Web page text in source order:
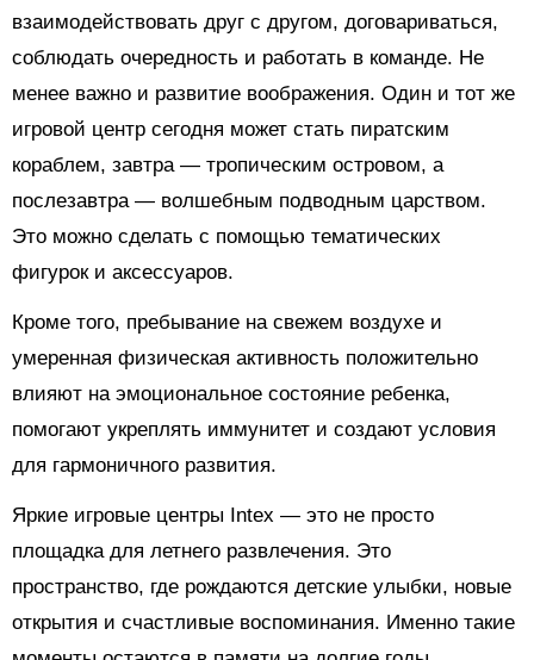
взаимодействовать друг с другом, договариваться,
соблюдать очередность и работать в команде. Не
менее важно и развитие воображения. Один и тот же
игровой центр сегодня может стать пиратским
кораблем, завтра — тропическим островом, а
послезавтра — волшебным подводным царством.
Это можно сделать с помощью тематических
фигурок и аксессуаров.
Кроме того, пребывание на свежем воздухе и
умеренная физическая активность положительно
влияют на эмоциональное состояние ребенка,
помогают укреплять иммунитет и создают условия
для гармоничного развития.
Яркие игровые центры Intex — это не просто
площадка для летнего развлечения. Это
пространство, где рождаются детские улыбки, новые
открытия и счастливые воспоминания. Именно такие